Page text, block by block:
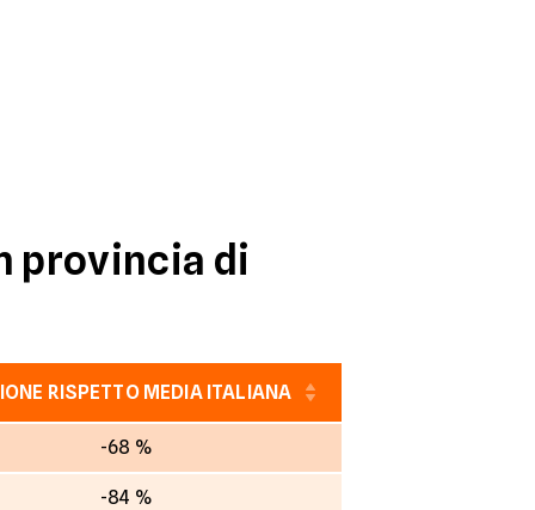
provincia di
RISPETTO MEDIA ITALIANA
-68 %
-84 %